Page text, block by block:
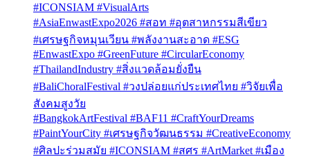
#ICONSIAM #VisualArts
#AsiaEnwastExpo2026 #สอท #อุตสาหกรรมสีเขียว
#เศรษฐกิจหมุนเวียน #พลังงานสะอาด #ESG
#EnwastExpo #GreenFuture #CircularEconomy
#ThailandIndustry #สิ่งแวดล้อมยั่งยืน
#BaliChoralFestival #วงปล่อยแก่ประเทศไทย #วิจัยเพื่อ
สังคมสูงวัย
#BangkokArtFestival #BAF11 #CraftYourDreams
#PaintYourCity #เศรษฐกิจวัฒนธรรม #CreativeEconomy
#ศิลปะร่วมสมัย #ICONSIAM #สศร #ArtMarket #เมือง